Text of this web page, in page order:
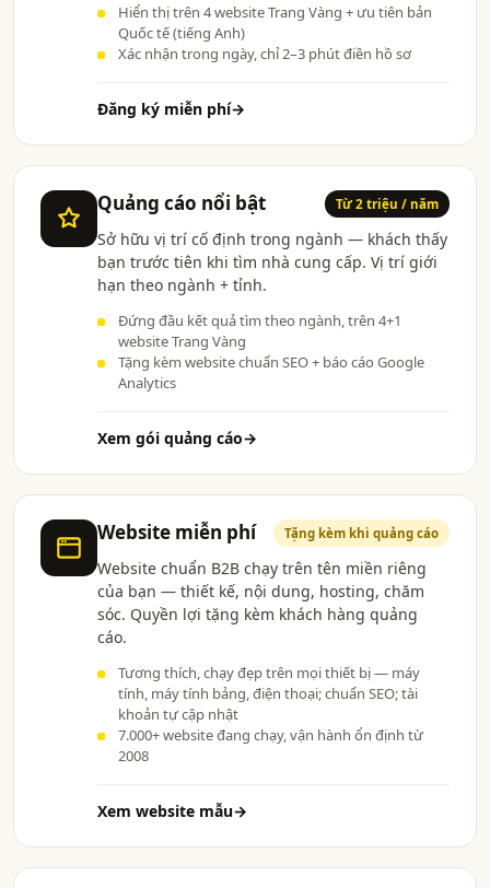
Hiển thị trên 4 website Trang Vàng + ưu tiên bản
Quốc tế (tiếng Anh)
Xác nhận trong ngày, chỉ 2–3 phút điền hồ sơ
Đăng ký miễn phí→
Quảng cáo nổi bật Từ 2 triệu / năm
Sở hữu vị trí cố định trong ngành — khách thấy
bạn trước tiên khi tìm nhà cung cấp. Vị trí giới
hạn theo ngành + tỉnh.
Đứng đầu kết quả tìm theo ngành, trên 4+1
website Trang Vàng
Tặng kèm website chuẩn SEO + báo cáo Google
Analytics
Xem gói quảng cáo→
Website miễn phí Tặng kèm khi quảng cáo
Website chuẩn B2B chạy trên tên miền riêng
của bạn — thiết kế, nội dung, hosting, chăm
sóc. Quyền lợi tặng kèm khách hàng quảng
cáo.
Tương thích, chạy đẹp trên mọi thiết bị — máy
tính, máy tính bảng, điện thoại; chuẩn SEO; tài
khoản tự cập nhật
7.000+ website đang chạy, vận hành ổn định từ
2008
Xem website mẫu→